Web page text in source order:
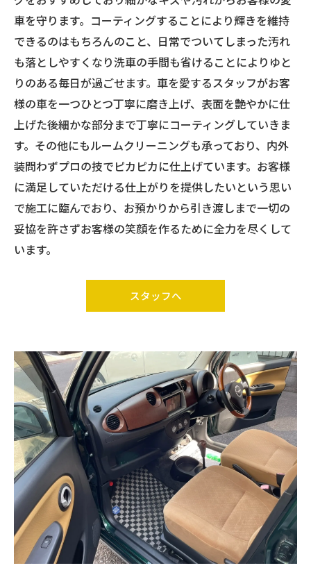
車を守ります。コーティングすることにより輝きを維持
できるのはもちろんのこと、日常でついてしまった汚れ
も落としやすくなり洗車の手間も省けることによりゆと
りのある毎日が過ごせます。車を愛するスタッフがお客
様の車を一つひとつ丁寧に磨き上げ、表面を艶やかに仕
上げた後細かな部分まで丁寧にコーティングしていきま
す。その他にもルームクリーニングも承っており、内外
装問わずプロの技でピカピカに仕上げています。お客様
に満足していただける仕上がりを提供したいという思い
で施工に臨んでおり、お預かりから引き渡しまで一切の
妥協を許さずお客様の笑顔を作るために全力を尽くして
います。
スタッフへ